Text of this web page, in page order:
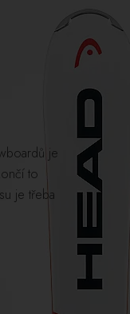
je
to
je třeba